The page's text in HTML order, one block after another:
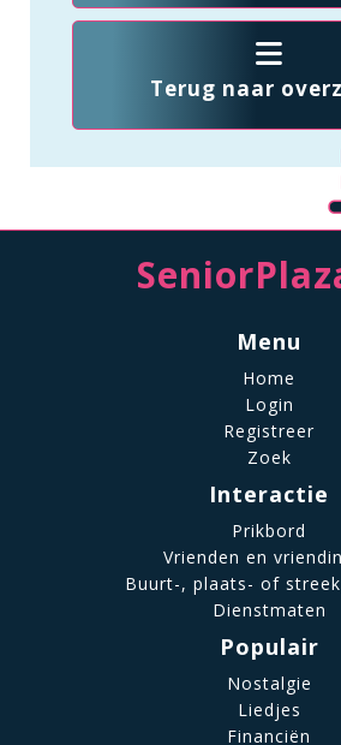
Terug naar
Menu
Home
Login
Registreer
Zoek
Interactie
Prikbord
Vrienden en
Buurt-, plaats- of
Dienstmaten
Populair
Nostalgie
Liedjes
Financiën